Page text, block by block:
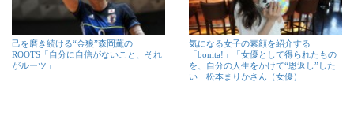
己を磨き続ける“金狼”森岡薫の
ROOTS「自分に自信がないこと、それ
がルーツ」
気になる女子の素顔を紹介する
「bonita!」「女優として得られたもの
を、自分の人生をかけて“恩返し”した
い」松本まりかさん（女優）